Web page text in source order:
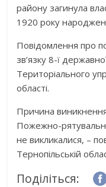
району загинула
1920 року
Повідомлення про
зв’язку 8-ї
Територіального
області.
Причина
Пожежно-
не викликалися, –
Тернопільській
Поділіться: